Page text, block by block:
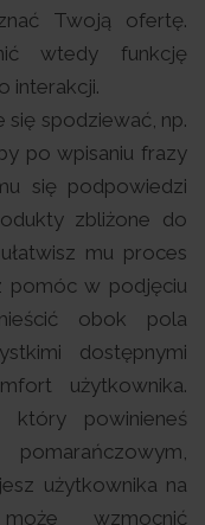
Twoją ofertę.
wtedy funkcję
interakcji.
spodziewać, np.
po wpisaniu frazy
się podpowiedzi
zbliżone do
mu proces
pomóc w podjęciu
obok pola
dostępnymi
użytkownika.
który powinieneś
użytkownika na
wzmocnić